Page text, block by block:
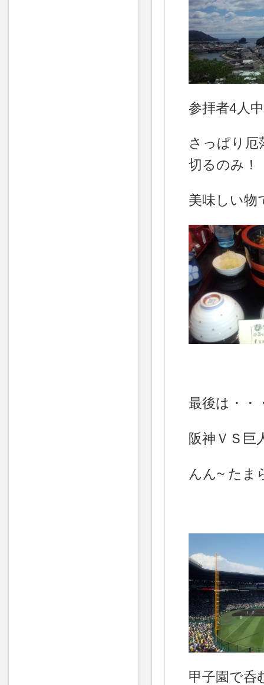
参拝者4人
さっぱり厄
切るのみ！
美味しい物
最後は・・
阪神ＶＳ巨
んん~ たま
甲子園で呑